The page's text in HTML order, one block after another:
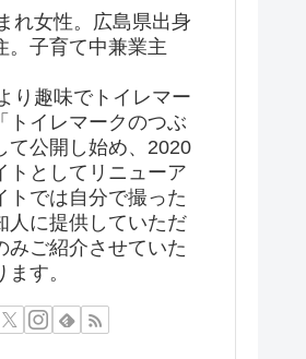
れ女性。広島県出身
。子育て中兼業主
り趣味でトイレマー
トイレマークのつぶ
て公開し始め、2020
トとしてリニューア
トでは自分で撮った
人に提供していただ
みご紹介させていた
す。